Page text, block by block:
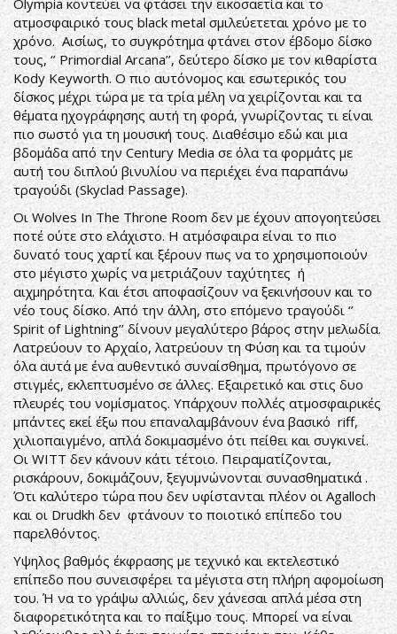
Olympia κοντεύει να φτάσει την εικοσαετία και το
ατμοσφαιρικό τους black metal σμιλεύετεται χρόνο με το
χρόνο. Αισίως, το συγκρότημα φτάνει στον έβδομο δίσκο
τους, ‘’ Primordial Arcana’’, δεύτερο δίσκο με τον κιθαρίστα
Kody Keyworth. Ο πιο αυτόνομος και εσωτερικός του
δίσκος μέχρι τώρα με τα τρία μέλη να χειρίζονται και τα
θέματα ηχογράφησης αυτή τη φορά, γνωρίζοντας τι είναι
πιο σωστό για τη μουσική τους. Διαθέσιμο εδώ και μια
βδομάδα από την Century Media σε όλα τα φορμάτς με
αυτή του διπλού βινυλίου να περιέχει ένα παραπάνω
τραγούδι (Skyclad Passage).
Οι Wolves In The Throne Room δεν με έχουν απογοητεύσει
ποτέ ούτε στο ελάχιστο. Η ατμόσφαιρα είναι το πιο
δυνατό τους χαρτί και ξέρουν πως να το χρησιμοποιούν
στο μέγιστο χωρίς να μετριάζουν ταχύτητες ή
αιχμηρότητα. Και έτσι αποφασίζουν να ξεκινήσουν και το
νέο τους δίσκο. Από την άλλη, στο επόμενο τραγούδι ‘’
Spirit of Lightning’’ δίνουν μεγαλύτερο βάρος στην μελωδία.
Λατρεύουν το Αρχαίο, λατρεύουν τη Φύση και τα τιμούν
όλα αυτά με ένα αυθεντικό συναίσθημα, πρωτόγονο σε
στιγμές, εκλεπτυσμένο σε άλλες. Εξαιρετικό και στις δυο
πλευρές του νομίσματος. Υπάρχουν πολλές ατμοσφαιρικές
μπάντες εκεί έξω που επαναλαμβάνουν ένα βασικό riff,
χιλιοπαιγμένο, απλά δοκιμασμένο ότι πείθει και συγκινεί.
Οι WITT δεν κάνουν κάτι τέτοιο. Πειραματίζονται,
ρισκάρουν, δοκιμάζουν, ξεγυμνώνονται συνασθηματικά .
Ότι καλύτερο τώρα που δεν υφίστανται πλέον οι Agalloch
και οι Drudkh δεν φτάνουν το ποιοτικό επίπεδο του
παρελθόντος.
Υψηλος βαθμός έκφρασης με τεχνικό και εκτελεστικό
επίπεδο που συνεισφέρει τα μέγιστα στη πλήρη αφομοίωση
του. Ή να το γράψω αλλιώς, δεν χάνεσαι απλά μέσα στη
διαφορετικότητα και το παίξιμο τους. Μπορεί να είναι